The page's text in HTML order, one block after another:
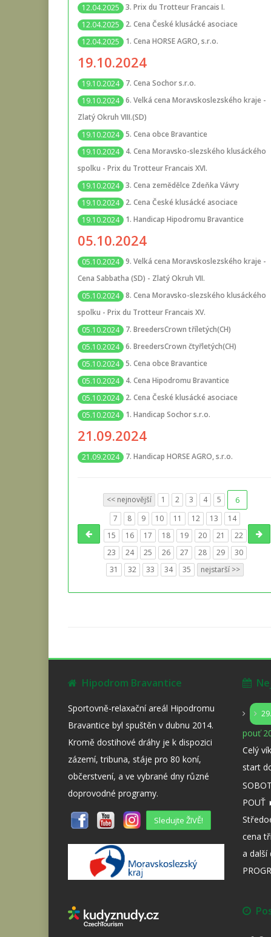
12.04.2025
3. Prix du Trotteur Francais I.
12.04.2025
2. Cena České klusácké asociace
12.04.2025
1. Cena HORSE AGRO, s.r.o.
19.10.2024
19.10.2024
7. Cena Sochor s.r.o.
19.10.2024 6. Velká cena Moravskoslezského kraje -
Zlatý Okruh VIII.(SD)
19.10.2024 5. Cena obce Bravantice
19.10.2024
4. Cena Moravsko-slezského klusáckého
spolku - Prix du Trotteur Francais XVI.
19.10.2024 3. Cena zemědělce Zdeňka Vávry
19.10.2024
2. Cena České klusácké asociace
19.10.2024
1. Handicap Hipodromu Bravantice
05.10.2024
05.10.2024 9. Velká cena Moravskoslezského kraje -
Cena Sabbatha (SD) - Zlatý Okruh VII.
05.10.2024 8. Cena Moravsko-slezského klusáckého
spolku - Prix du Trotteur Francais XV.
05.10.2024
7. BreedersCrown tříletých(CH)
05.10.2024 6. BreedersCrown čtyřletých(CH)
05.10.2024 5. Cena obce Bravantice
05.10.2024
4. Cena Hipodromu Bravantice
05.10.2024
2. Cena České klusácké asociace
05.10.2024
1. Handicap Sochor s.r.o.
21.09.2024
21.09.2024 7. Handicap HORSE AGRO, s.r.o.
<< nejnovější 1 2 3 4 5 6
7 8 9 10 11 12 13
14
15
16 17 18 19 20 21
22
23
24 25 26 27 28 29
30
31
32 33 34 35 nejstarší >>
Hipodrom Bravantice
Sportovně-relaxační areál Hipodromu
Bravantice byl spuštěn v dubnu 2014.
Kromě dostihové dráhy je k dispozici
zázemí, tribuna, stáje pro 80 koní,
občerstvení, a ve vybrané dny různé
doprovodné programy.
Sledujte ŽIVĚ!
pouť
Celý
start
POUŤ
cena
a další